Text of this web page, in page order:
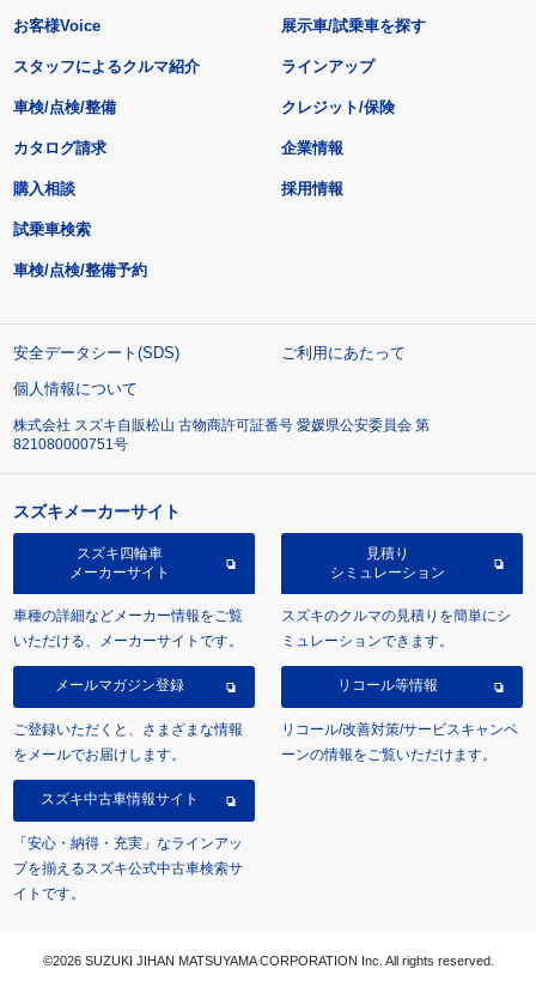
お客様Voice
スタッフによるクルマ紹介
展示車/試乗車を探す
ラインアップ
車検/点検/整備 クレジット/保険
カタログ請求
購入相談
試乗車検索
車検/点検/整備予約
企業情報
採用情報
安全データシート(SDS)
ご利用にあたって
個人情報について
株式会社 スズキ自販松山 古物商許可証番号 愛媛県公安委員会 第
821080000751号
スズキメーカーサイト
スズキ四輪車
メーカーサイト
車種の詳細などメーカー情報をご覧
いただける、メーカーサイトです。
見積り
シミュレーション
スズキのクルマの見積りを簡単にシ
ミュレーションできます。
メールマガジン登録
ご登録いただくと、さまざまな情報
をメールでお届けします。
リコール等情報
リコール/改善対策/サービスキャンペ
ーンの情報をご覧いただけます。
スズキ中古車情報サイト
「安心・納得・充実」なラインアッ
プを揃えるスズキ公式中古車検索サ
イトです。
©2026 SUZUKI JIHAN MATSUYAMA CORPORATION Inc. All rights reserved.